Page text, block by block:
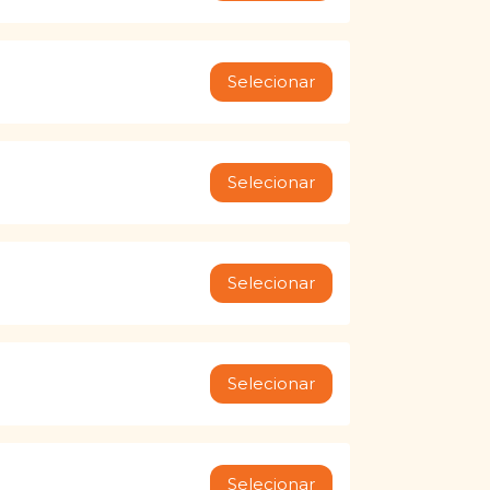
Selecionar
Selecionar
Selecionar
Selecionar
Selecionar